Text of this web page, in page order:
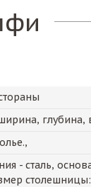
глубина,
- сталь,
столешницы: